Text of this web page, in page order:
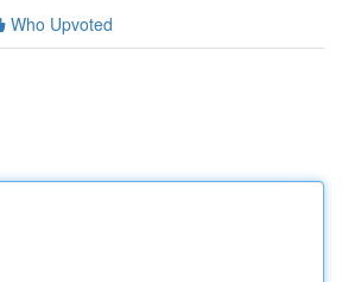
Who Upvoted